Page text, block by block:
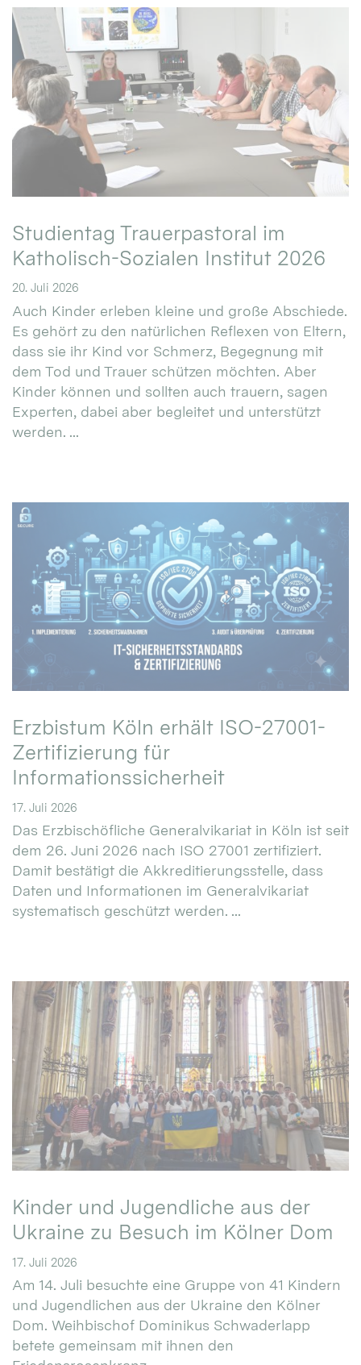
Studientag Trauerpastoral im
Katholisch-Sozialen Institut 2026
20. Juli 2026
Auch Kinder erleben kleine und große Abschiede.
Es gehört zu den natürlichen Reflexen von Eltern,
dass sie ihr Kind vor Schmerz, Begegnung mit
dem Tod und Trauer schützen möchten. Aber
Kinder können und sollten auch trauern, sagen
Experten, dabei aber begleitet und unterstützt
werden. ...
Erzbistum Köln erhält ISO-27001-
Zertifizierung für
Informationssicherheit
17. Juli 2026
Das Erzbischöfliche Generalvikariat in Köln ist seit
dem 26. Juni 2026 nach ISO 27001 zertifiziert.
Damit bestätigt die Akkreditierungsstelle, dass
Daten und Informationen im Generalvikariat
systematisch geschützt werden. ...
Kinder und Jugendliche aus der
Ukraine zu Besuch im Kölner Dom
17. Juli 2026
Am 14. Juli besuchte eine Gruppe von 41 Kindern
und Jugendlichen aus der Ukraine den Kölner
Dom. Weihbischof Dominikus Schwaderlapp
betete gemeinsam mit ihnen den